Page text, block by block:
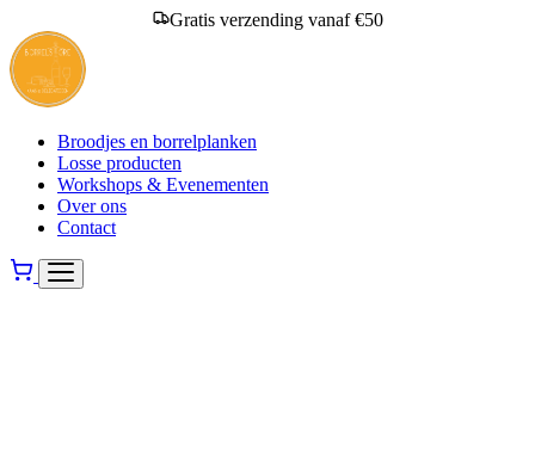
Gratis verzending vanaf €50
Broodjes en borrelplanken
Losse producten
Workshops & Evenementen
Over ons
Contact